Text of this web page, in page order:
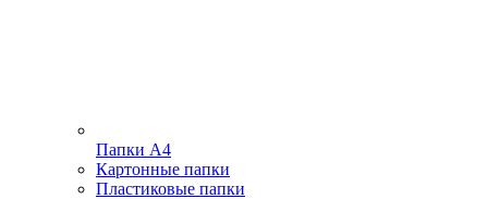
Папки А4
Картонные папки
Пластиковые папки